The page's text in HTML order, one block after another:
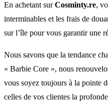
En achetant surCosminty.re,
interminables et les frais de
sur l’île pour vous garantir une
Nous savons que la tendance
« Barbie Core », nous
vous soyez toujours à la pointe
celles de vos clientes la